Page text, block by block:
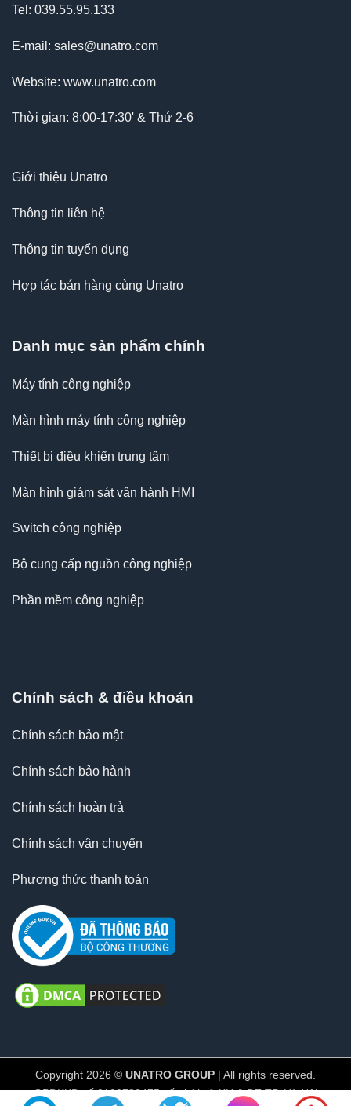
Tel: 039.55.95.133
E-mail: sales@unatro.com
Website: www.unatro.com
Thời gian: 8:00-17:30' & Thứ 2-6
Giới thiệu Unatro
Thông tin liên hệ
Thông tin tuyển dụng
Hợp tác bán hàng cùng Unatro
Danh mục sản phẩm chính
Máy tính công nghiệp
Màn hình máy tính công nghiệp
Thiết bị điều khiển trung tâm
Màn hình giám sát vận hành HMI
Switch công nghiệp
Bộ cung cấp nguồn công nghiệp
Phần mềm công nghiệp
Chính sách & điều khoản
Chính sách bảo mật
Chính sách bảo hành
Chính sách hoàn trả
Chính sách vận chuyển
Phương thức thanh toán
Copyright 2026 © UNATRO GROUP | All rights reserved.
GPĐKKD số 0109782475 cấp bởi sở KH & ĐT TP. Hà Nội